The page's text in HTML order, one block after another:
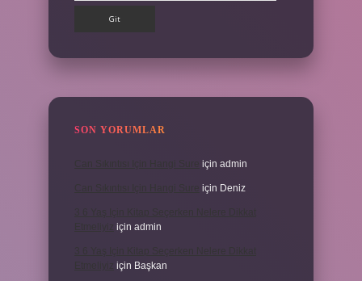
SON YORUMLAR
için admin
için Deniz
için admin
için Başkan